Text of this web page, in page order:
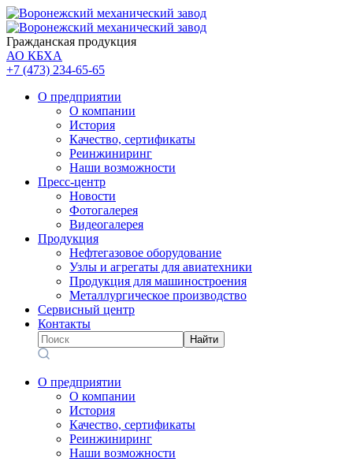
Гражданская продукция
АО КБХА
+7 (473) 234-65-65
О предприятии
О компании
История
Качество, сертификаты
Реинжиниринг
Наши возможности
Пресс-центр
Новости
Фотогалерея
Видеогалерея
Продукция
Нефтегазовое оборудование
Узлы и агрегаты для авиатехники
Продукция для машиностроения
Металлургическое производство
Сервисный центр
Контакты
Найти
О предприятии
О компании
История
Качество, сертификаты
Реинжиниринг
Наши возможности